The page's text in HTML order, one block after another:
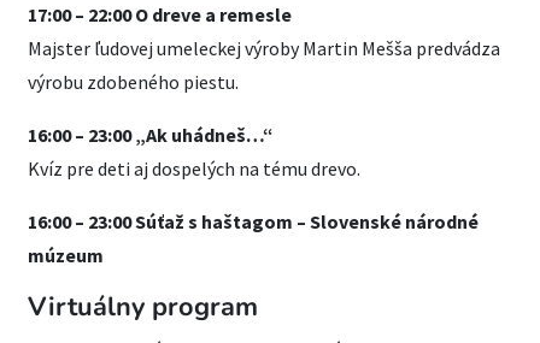
17:00 – 22:00 O dreve a remesle
Majster ľudovej umeleckej výroby Martin Mešša predvádza
výrobu zdobeného piestu.
16:00 – 23:00 „Ak uhádneš…“
Kvíz pre deti aj dospelých na tému drevo.
16:00 – 23:00 Súťaž s haštagom – Slovenské národné
múzeum
Virtuálny program